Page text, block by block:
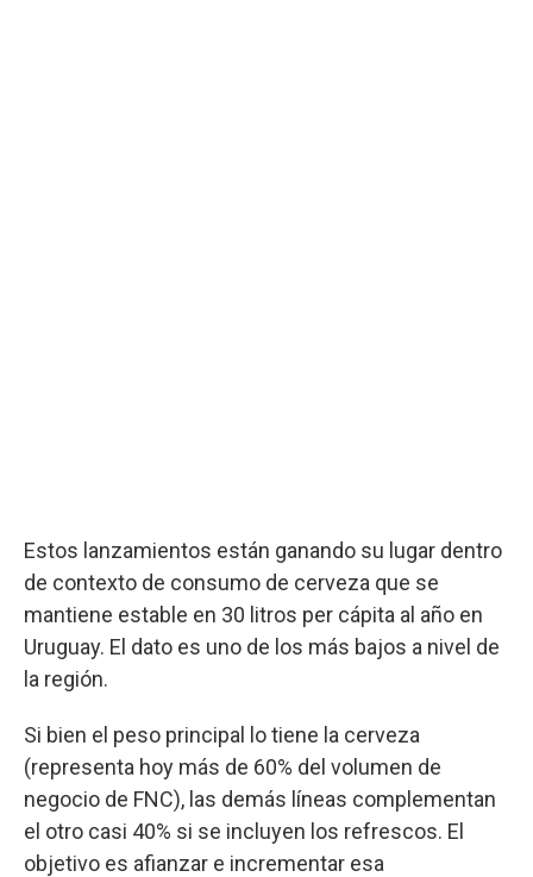
Estos lanzamientos están ganando su lugar dentro
de contexto de consumo de cerveza que se
mantiene estable en 30 litros per cápita al año en
Uruguay. El dato es uno de los más bajos a nivel de
la región.
Si bien el peso principal lo tiene la cerveza
(representa hoy más de 60% del volumen de
negocio de FNC), las demás líneas complementan
el otro casi 40% si se incluyen los refrescos. El
objetivo es afianzar e incrementar esa